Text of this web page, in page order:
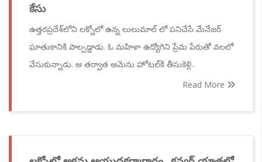
కేసు
ఉత్తరప్రదేశ్‌లోని లక్నోలో ఉన్న లులుమాల్ లో పనిచేసే మేనేజర్
ఘాతుకానికి పాల్పడ్డాడు. ఓ మహిళా ఉద్యోగిని ప్రేమ పేరుతో వలలో
వేసుకున్నాడు. ఆ తర్వాత ఆమెను హోటల్‌కి తీసుకెళ్లి..
Read More